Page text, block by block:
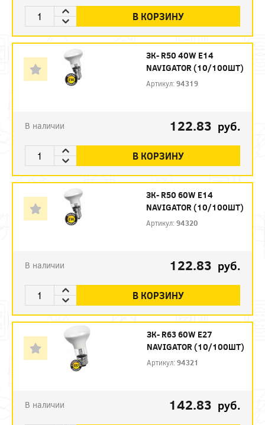
В КОРЗИНУ
ЗК- R50 40W E14
NAVIGATOR (10/100ШТ)
Артикул:94319
В наличии 122.83 руб.
В КОРЗИНУ
ЗК- R50 60W E14
NAVIGATOR (10/100ШТ)
Артикул:94320
В наличии 122.83 руб.
В КОРЗИНУ
ЗК- R63 60W E27
NAVIGATOR (10/100ШТ)
Артикул:94321
В наличии 142.83 руб.